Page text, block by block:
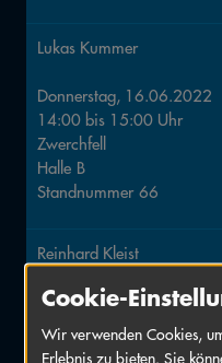
Lukas Kummer
Donnerstag, 16.06.2022
14:00 bis 15:00 Uhr
Zwerchfell
Halle B
Standnummer 66
Reinhard Kleist
Donnerstag, 16.06.2022
14:00
15:00Uhr
Carlsen Verlag GmbH
Cookie-
Wir verwenden Cookies,
Erlebnis zu bieten. Sie